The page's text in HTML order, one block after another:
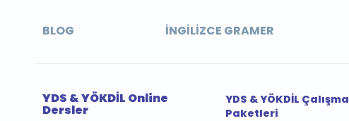
BLOG İNGILIZCE GRAMER
YDS & YÖKDİL Online
Dersler
YDS & YÖKDİL Çalışma
Paketleri